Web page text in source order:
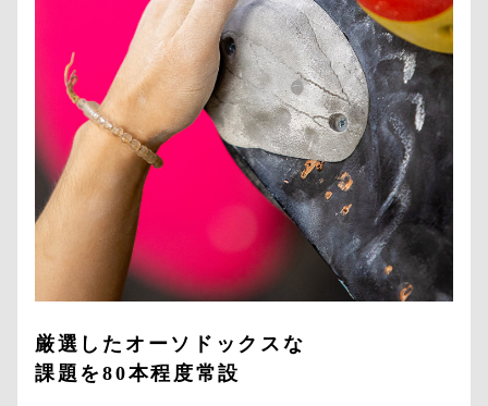
厳選したオーソドックスな
課題を80本程度常設